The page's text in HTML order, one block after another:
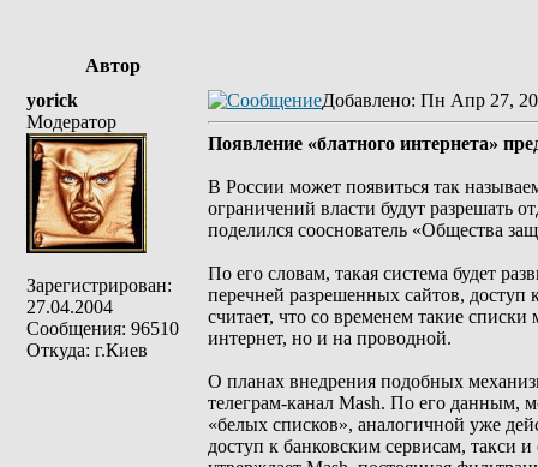
Автор
yorick
Модератор
Зарегистрирован:
27.04.2004
Сообщения: 96510
Откуда: г.Киев
Добавлено: Пн Апр 27,
Появление «блатного интернета»
В России может появиться так
ограничений власти будут разрешать
поделился сооснователь «Общества
По его словам, такая система будет
перечней разрешенных сайтов, доступ
считает, что со временем такие
интернет, но и на проводной.
О планах внедрения подобных
телеграм-канал Mash. По его данным,
«белых списков», аналогичной уже
доступ к банковским сервисам, такси